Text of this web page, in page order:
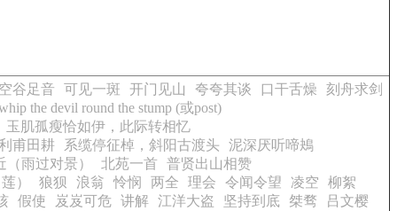
谷足音 可见一斑 开门见山 夸夸其谈 口干舌燥
刻舟求剑
the devil round the stump (或post)
玉肌孤瘦恰如伊，此际转相忆
甫田耕
系缆停征棹，斜阳古渡头
泥深厌听啼鴂
（雨过对景）
北苑一首
普贤出山相赞
）
狼狈 浪翁 怜悯 两全 理会 令闻令望 凌空
柳絮
假使 岌岌可危 讲解 江洋大盗 坚持到底 桀骛
吕文樱